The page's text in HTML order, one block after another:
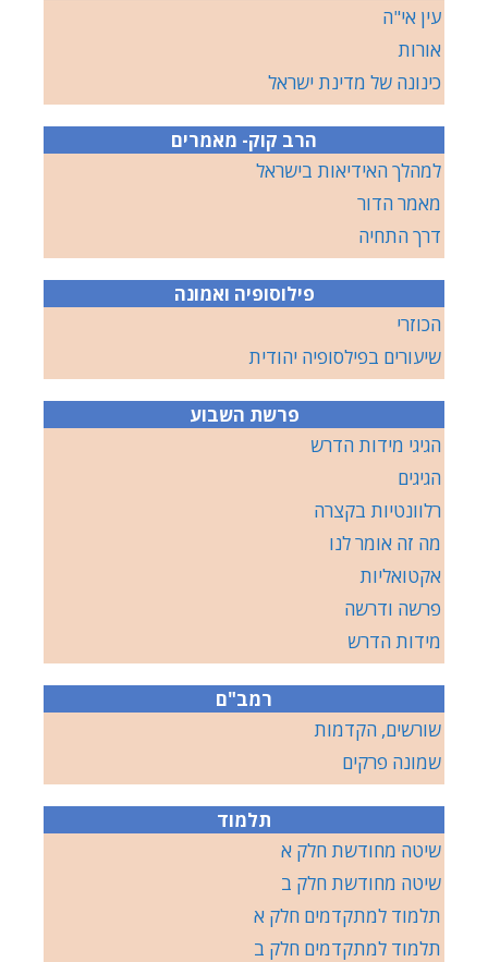
עין אי"ה
אורות
כינונה של מדינת ישראל
הרב קוק- מאמרים
למהלך האידיאות בישראל
מאמר הדור
דרך התחיה
פילוסופיה ואמונה
הכוזרי
שיעורים בפילסופיה יהודית
פרשת השבוע
הגיגי מידות הדרש
הגיגים
רלוונטיות בקצרה
מה זה אומר לנו
אקטואליות
פרשה ודרשה
מידות הדרש
רמב"ם
שורשים, הקדמות
שמונה פרקים
תלמוד
שיטה מחודשת חלק א
שיטה מחודשת חלק ב
תלמוד למתקדמים חלק א
תלמוד למתקדמים חלק ב